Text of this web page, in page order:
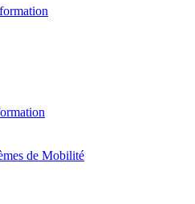
de Mobilité